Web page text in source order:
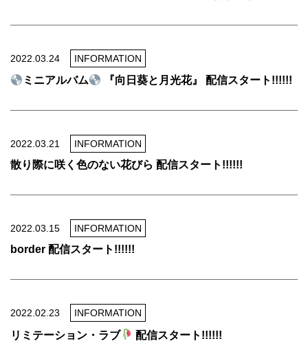
2022.03.24 INFORMATION
ミニアルバム 『向日葵と月光花』 配信スタート!!!!!!
2022.03.21 INFORMATION
散り際に咲く色のない花びら 配信スタート!!!!!!
2022.03.15 INFORMATION
border 配信スタート!!!!!!
2022.02.23 INFORMATION
リミテーション・ラブ 配信スタート!!!!!!